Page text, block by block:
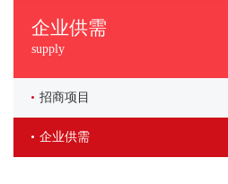
企业供需
supply
招商项目
企业供需